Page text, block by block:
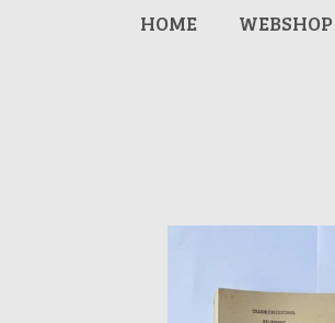
HOME WEBSHOP